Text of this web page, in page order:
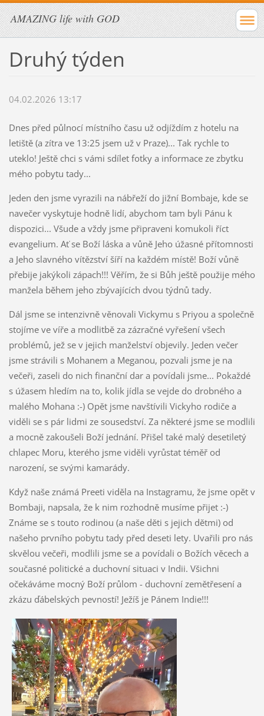
AMAZING life with GOD
Druhý týden
04.02.2026 13:17
Dnes před půlnocí místního času už odjíždím z hotelu na
letiště (a zítra ve 13:25 jsem už v Praze)... Tak rychle to
uteklo! Ještě chci s vámi sdílet fotky a informace ze zbytku
mého pobytu tady...
Jeden den jsme vyrazili na nábřeží do jižní Bombaje, kde se
navečer vyskytuje hodně lidí, abychom tam byli Pánu k
dispozici... Všude a vždy jsme připraveni komukoli říct
evangelium. Ať se Boží láska a vůně Jeho úžasné přítomnosti
a Jeho slavného vítězství šíří na každém místě! Boží vůně
přebije jakýkoli zápach!!! Věřím, že si Bůh ještě použije mého
manžela během jeho zbývajících dvou týdnů tady.
Dál jsme se intenzivně věnovali Vickymu s Priyou a společně
stojíme ve víře a modlitbě za zázračné vyřešení všech
problémů, jež se v jejich manželství objevily. Jeden večer
jsme strávili s Mohanem a Meganou, pozvali jsme je na
večeři, zaseli do nich finanční dar a povídali jsme... Pokaždé
s úžasem hledím na to, kolik jídla se vejde do drobného a
malého Mohana :-) Opět jsme navštívili Vickyho rodiče a
viděli se s pár lidmi ze sousedství. Za některé jsme se modlili
a mocně zakoušeli Boží jednání. Přišel také malý desetiletý
chlapec Moru, kterého jsme viděli vyrůstat téměř od
narození, se svými kamarády.
Když naše známá Preeti viděla na Instagramu, že jsme opět v
Bombaji, napsala, že k nim rozhodně musíme přijet :-)
Známe se s touto rodinou (a naše děti s jejich dětmi) od
našeho prvního pobytu tady před deseti lety. Uvařili pro nás
skvělou večeři, modlili jsme se a povídali o Božích věcech a
současné politické a duchovní situaci v Indii. Všichni
očekáváme mocný Boží průlom - duchovní zemětřesení a
zkázu ďábelských pevností! Ježíš je Pánem Indie!!!